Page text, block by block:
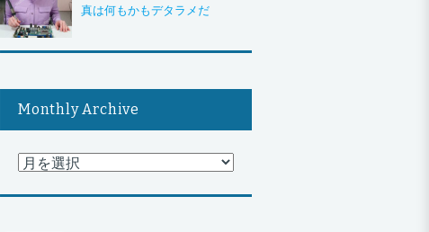
真は何もかもデタラメだ
Monthly Archive